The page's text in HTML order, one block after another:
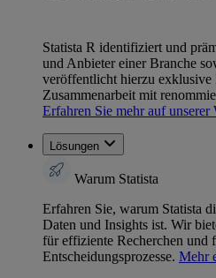
Statista R identifiziert und
und Anbieter einer Branche
veröffentlicht hierzu exklusive
Zusammenarbeit mit
Erfahren Sie mehr auf unserer
Lösungen
Warum Statista
Erfahren Sie, warum Statista
Daten und Insights ist. Wir
für effiziente Recherchen und
Entscheidungsprozesse. Mehr